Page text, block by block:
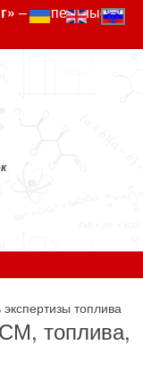
– экспертные
топлива
топлива,